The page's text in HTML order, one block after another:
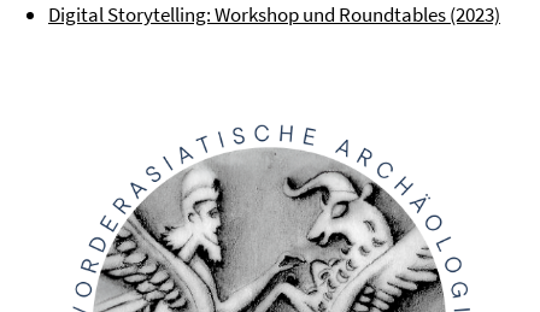
Digital Storytelling: Workshop und Roundtables (2023)